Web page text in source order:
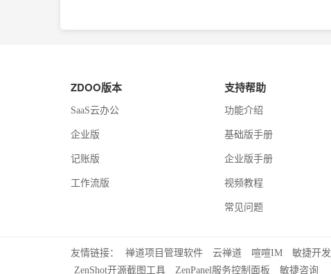
ZDOO版本
SaaS云办公
企业版
记账版
工作流版
支持帮助
功能介绍
基础版手册
企业版手册
视频教程
常见问题
友情链接： 禅道项目管理软件 云禅道 喧喧IM 敏捷开发
ZenShot开源截图工具
ZenPanel服务控制面板 敏捷咨询